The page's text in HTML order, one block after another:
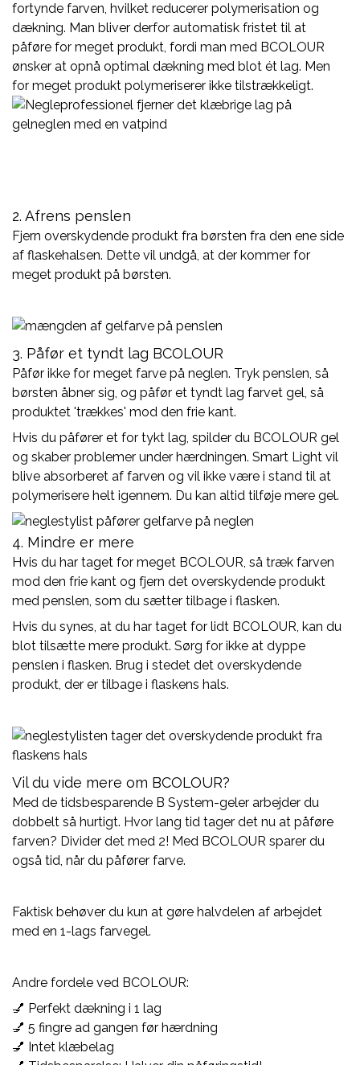
fortynde farven, hvilket reducerer polymerisation og
dækning. Man bliver derfor automatisk fristet til at
påføre for meget produkt, fordi man med BCOLOUR
ønsker at opnå optimal dækning med blot ét lag. Men
for meget produkt polymeriserer ikke tilstrækkeligt.
2. Afrens penslen
Fjern overskydende produkt fra børsten fra den ene side
af flaskehalsen. Dette vil undgå, at der kommer for
meget produkt på børsten.
3. Påfør et tyndt lag BCOLOUR
Påfør ikke for meget farve på neglen. Tryk penslen, så
børsten åbner sig, og påfør et tyndt lag farvet gel, så
produktet 'trækkes' mod den frie kant.
Hvis du påfører et for tykt lag, spilder du BCOLOUR gel
og skaber problemer under hærdningen. Smart Light vil
blive absorberet af farven og vil ikke være i stand til at
polymerisere helt igennem. Du kan altid tilføje mere gel.
4. Mindre er mere
Hvis du har taget for meget BCOLOUR, så træk farven
mod den frie kant og fjern det overskydende produkt
med penslen, som du sætter tilbage i flasken.
Hvis du synes, at du har taget for lidt BCOLOUR, kan du
blot tilsætte mere produkt. Sørg for ikke at dyppe
penslen i flasken. Brug i stedet det overskydende
produkt, der er tilbage i flaskens hals.
Vil du vide mere om BCOLOUR?
Med de tidsbesparende B System-geler arbejder du
dobbelt så hurtigt. Hvor lang tid tager det nu at påføre
farven? Divider det med 2! Med BCOLOUR sparer du
også tid, når du påfører farve.
Faktisk behøver du kun at gøre halvdelen af ​​arbejdet
med en 1-lags farvegel.
Andre fordele ved BCOLOUR:
💅 Perfekt dækning i 1 lag
💅 5 fingre ad gangen før hærdning
💅 Intet klæbelag